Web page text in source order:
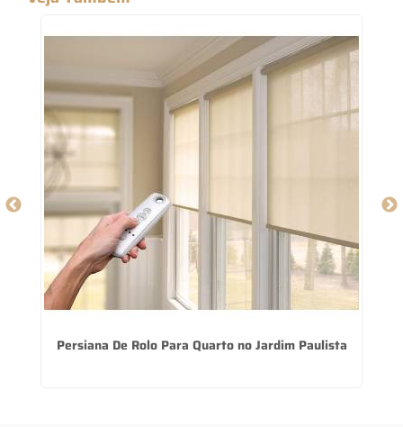
Persiana De Rolo Para Quarto no Jardim Paulista